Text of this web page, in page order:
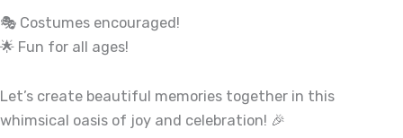
🎭 Costumes encouraged!
🌟 Fun for all ages!
Let’s create beautiful memories together in this
whimsical oasis of joy and celebration! 🎉